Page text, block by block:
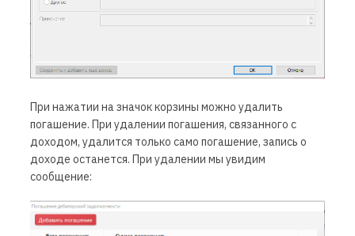
При нажатии на значок корзины можно удалить
погашение. При удалении погашения, связанного с
доходом, удалится только само погашение, запись о
доходе останется. При удалении мы увидим
сообщение: